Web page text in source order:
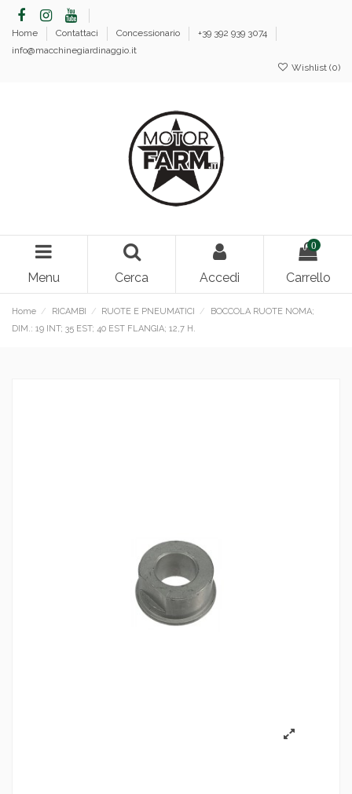
Home Contattaci Concessionario
+39 392 939 3074
info@macchinegiardinaggio.it
Wishlist (0)
Menu Cerca Accedi
0
Carrello
Home RICAMBI RUOTE E PNEUMATICI
BOCCOLA RUOTE NOMA;
DIM.: 19 INT; 35 EST; 40 EST FLANGIA; 12,7 H.